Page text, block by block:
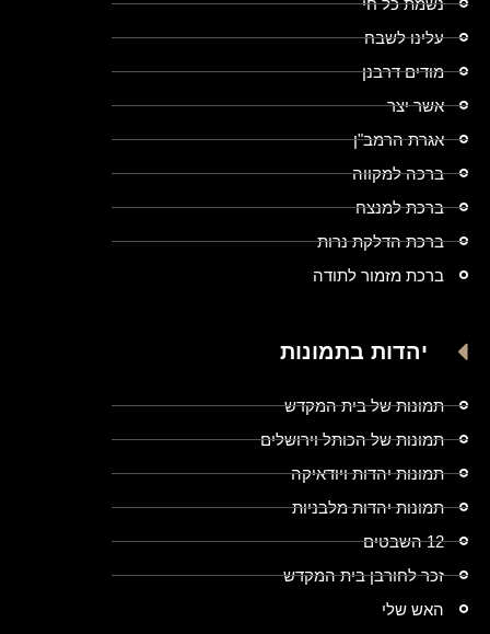
עלינו לשבח
מודים דרבנן
אשר יצר
אגרת הרמב"ן
ברכה למקווה
ברכת למנצח
ברכת הדלקת נרות
ברכת מזמור לתודה
יהדות בתמונות
תמונות של בית המקדש
תמונות של הכותל וירושלים
תמונות יהדות ויודאיקה
תמונות יהדות מלבניות
12 השבטים
זכר לחורבן בית המקדש
האש שלי